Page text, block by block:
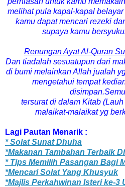
melihat pula kapal-kapal
kamu dapat mencari rezeki
supaya kamu
Renungan Ayat Al-Quran
Dan tiadalah sesuatupun dari
di bumi melainkan Allah jualah
mengetahui tempat
tersurat di dalam Kitab
malaikat-malaikat yg
Lagi Pautan Menarik :
* Solat Sunat Dhuha
*Makanan Tambahan Terbaik
* Tips Memilih Pasangan Bagi
*Mencari Solat Yang Khusyuk
*Majlis Perkahwinan Isteri ke-3